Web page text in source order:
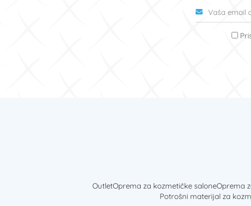
OutletOprema za kozmetičke saloneOprema
Potrošni materijal za